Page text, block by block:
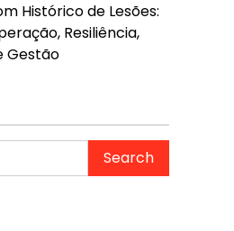
Histórico de Lesões:
Resiliência,
Gestão